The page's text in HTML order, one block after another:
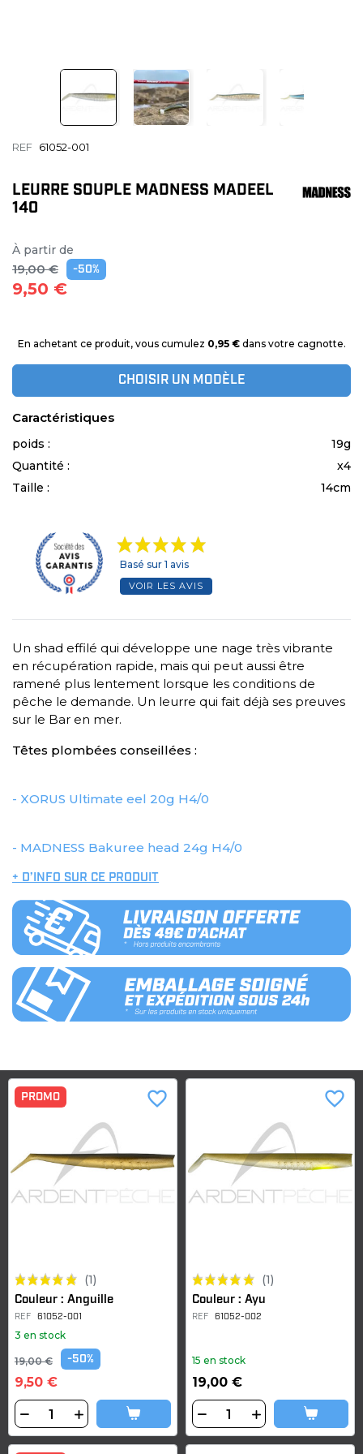
REF 61052-001
LEURRE SOUPLE MADNESS MADEEL
140
À partir de
19,00 € -50%
9,50 €
En achetant ce produit, vous cumulez 0,95 €dans votre cagnotte.
CHOISIR UN MODÈLE
Caractéristiques
poids :
19g
Quantité :
x4
Taille :
14cm
Basé sur 1 avis
VOIR LES AVIS
Un shad effilé qui développe une nage très vibrante
en récupération rapide, mais qui peut aussi être
ramené plus lentement lorsque les conditions de
pêche le demande. Un leurre qui fait déjà ses preuves
sur le Bar en mer.
Têtes plombées conseillées :
- XORUS Ultimate eel 20g H4/0
- MADNESS Bakuree head 24g H4/0
+ D’INFO SUR CE PRODUIT
PROMO
(1)
Couleur : Anguille
REF 61052-001
3 en stock
19,00 € -50%
9,50 €
favorite_border
(1)
Couleur : Ayu
REF 61052-002
15 en stock
19,00 €
favorite_border